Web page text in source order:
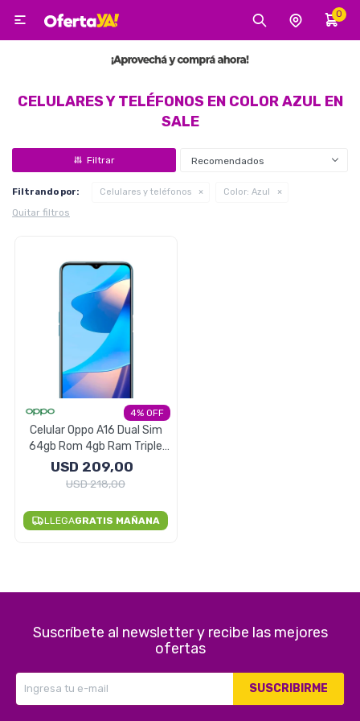
0

CELULARES Y TELÉFONOS EN COLOR AZUL EN
SALE
Recomendados
Filtrando por: Celulares y teléfonos Color: Azul
Quitar filtros
4
Celular Oppo A16 Dual Sim
64gb Rom 4gb Ram Triple
Camara - Azul
USD 209,00
USD218,00
LLEGAGRATIS MAÑANA
Suscríbete al newsletter y recibe las mejores
ofertas
SUSCRIBIRME
MI CUENTA
Tecnología
Tv, Audio y Video
Gaming
Electrodomésticos
Bebés y Niños